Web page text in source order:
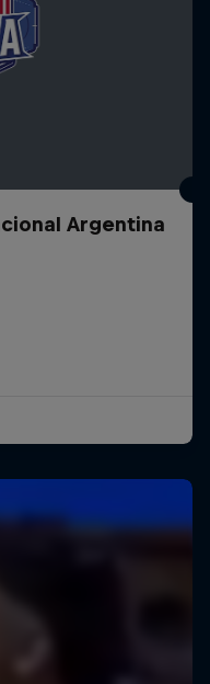
Argentina